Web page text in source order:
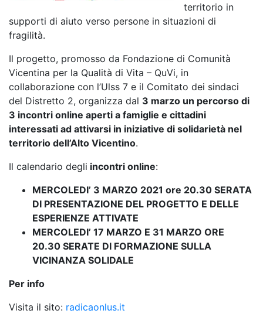
territorio in
supporti di aiuto verso persone in situazioni di
fragilità.
Il progetto, promosso da Fondazione di Comunità
Vicentina per la Qualità di Vita – QuVi, in
collaborazione con l’Ulss 7 e il Comitato dei sindaci
del Distretto 2, organizza dal 3 marzo un percorso di
3 incontri online aperti a famiglie e cittadini
interessati ad attivarsi in iniziative di solidarietà nel
territorio dell’Alto Vicentino.
Il calendario degli incontri online:
MERCOLEDI’ 3 MARZO 2021 ore 20.30 SERATA
DI PRESENTAZIONE DEL PROGETTO E DELLE
ESPERIENZE ATTIVATE
MERCOLEDI’ 17 MARZO E 31 MARZO ORE
20.30 SERATE DI FORMAZIONE SULLA
VICINANZA SOLIDALE
Per info
Visita il sito: radicaonlus.it